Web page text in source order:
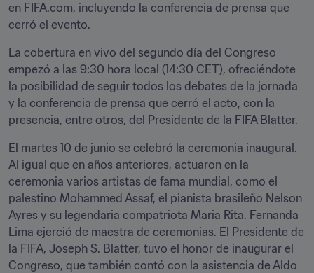
en FIFA.com, incluyendo la conferencia de prensa que
cerró el evento.
La cobertura en vivo del segundo día del Congreso
empezó a las 9:30 hora local (14:30 CET), ofreciéndote
la posibilidad de seguir todos los debates de la jornada
y la conferencia de prensa que cerró el acto, con la
presencia, entre otros, del Presidente de la FIFA Blatter.
El martes 10 de junio se celebró la ceremonia inaugural.
Al igual que en años anteriores, actuaron en la
ceremonia varios artistas de fama mundial, como el
palestino Mohammed Assaf, el pianista brasileño Nelson
Ayres y su legendaria compatriota Maria Rita. Fernanda
Lima ejerció de maestra de ceremonias. El Presidente de
la FIFA, Joseph S. Blatter, tuvo el honor de inaugurar el
Congreso, que también contó con la asistencia de Aldo